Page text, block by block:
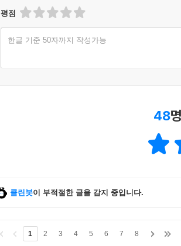
평점
한글 기준 50자까지 작성가능
48
클린봇이 부적절한 글을 감지 중입니다.
1 2 3 4 5 6 7 8